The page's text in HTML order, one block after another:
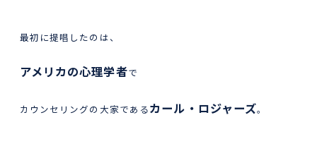
最初に提唱したのは、
アメリカの心理学者で
カウンセリングの大家であるカール・ロジャーズ。